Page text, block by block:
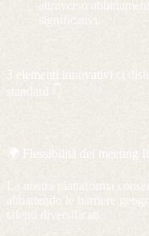
attraverso
significativi.
3 elementi innovativi
ci
standard 👇
🌍 Flessibilità dei meeting
La nostra piattaforma
abbattendo le barriere
talenti diversificati.